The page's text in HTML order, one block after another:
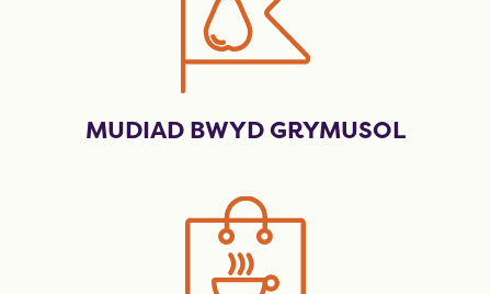
MUDIAD BWYD GRYMUSOL